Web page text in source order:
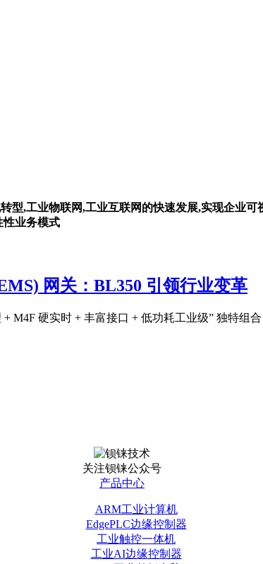
型,工业物联网,工业互联网的快速发展,实现企业
性业务模式
网关：BL350 引领行业变革
M4F 硬实时 + 丰富接口 + 低功耗工业级” 独特
关注钡铼公众号
产品中心
ARM工业计算机
EdgePLC边缘控制器
工业触控一体机
工业AI边缘控制器